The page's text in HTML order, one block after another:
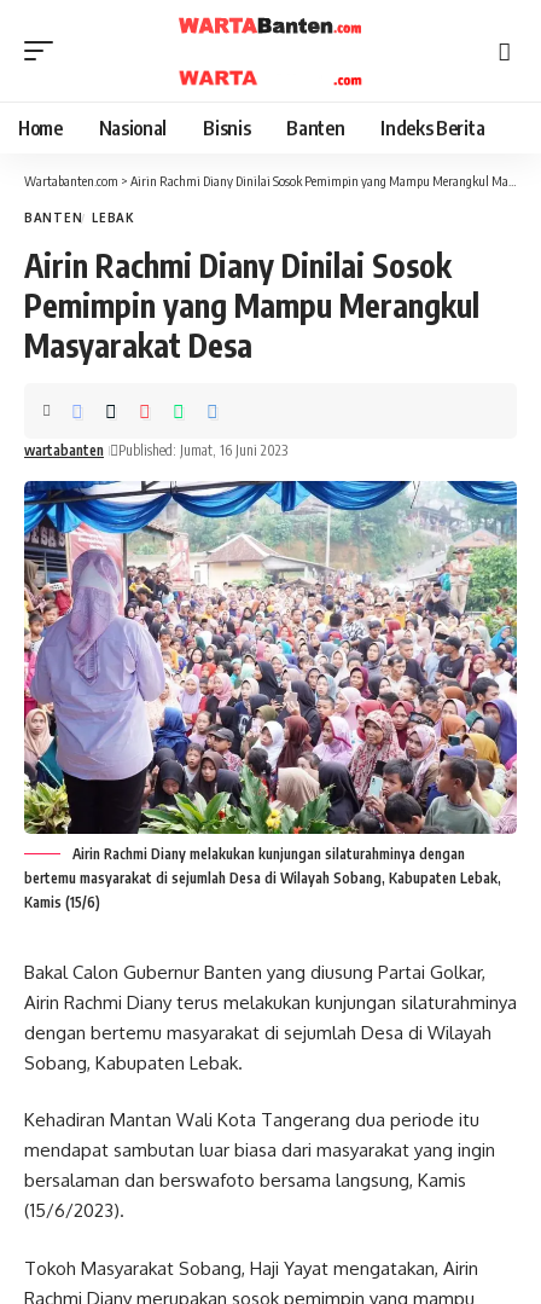
Home Nasional Bisnis Banten Indeks Berita
Wartabanten.com > Airin Rachmi Diany Dinilai Sosok Pemimpin yang Mampu Merangkul Masyarakat Desa
BANTEN LEBAK
Airin Rachmi Diany Dinilai Sosok
Pemimpin yang Mampu Merangkul
Masyarakat Desa
wartabanten Published: Jumat, 16 Juni 2023
Airin Rachmi Diany melakukan kunjungan silaturahminya dengan
bertemu masyarakat di sejumlah Desa di Wilayah Sobang, Kabupaten Lebak,
Kamis (15/6)
Bakal Calon Gubernur Banten yang diusung Partai Golkar,
Airin Rachmi Diany terus melakukan kunjungan silaturahminya
dengan bertemu masyarakat di sejumlah Desa di Wilayah
Sobang, Kabupaten Lebak.
Kehadiran Mantan Wali Kota Tangerang dua periode itu
mendapat sambutan luar biasa dari masyarakat yang ingin
bersalaman dan berswafoto bersama langsung, Kamis
(15/6/2023).
Tokoh Masyarakat Sobang, Haji Yayat mengatakan, Airin
Rachmi Diany merupakan sosok pemimpin yang mampu